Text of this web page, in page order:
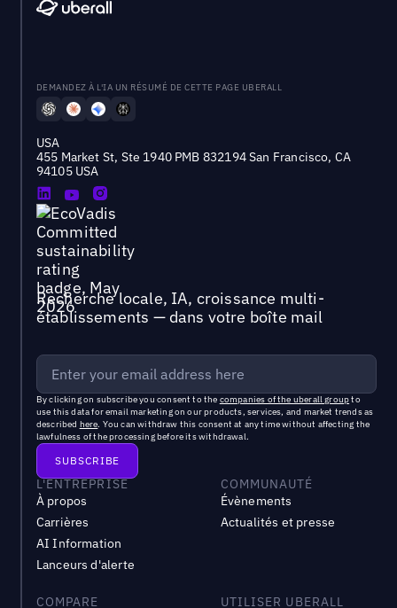
DEMANDEZ À L'IA UN RÉSUMÉ DE CETTE PAGE UBERALL
USA
455 Market St, Ste 1940 PMB 832194 San Francisco, CA
94105 USA
Recherche locale, IA, croissance multi-
établissements — dans votre boîte mail
By clicking on subscribe you consent to the companies of the uberall groupto
use this data for email marketing on our products, services, and market trends as
described here. You can withdraw this consent at any time without affecting the
lawfulness of the processing before its withdrawal.
L'ENTREPRISE
À propos
Carrières
AI Information
Lanceurs d'alerte
COMMUNAUTÉ
Évènements
Actualités et presse
COMPARE UTILISER UBERALL